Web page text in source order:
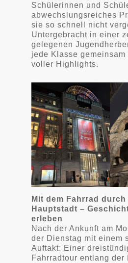
Schülerinnen und
abwechslungsreiches
sie so schnell nicht
Untergebracht in einer
gelegenen
jede Klasse
voller Highlights.
Mit dem Fahrrad durch
Hauptstadt –
erleben
Nach der Ankunft am
der Dienstag mit einem
Auftakt: Einer
Fahrradtour entlang der